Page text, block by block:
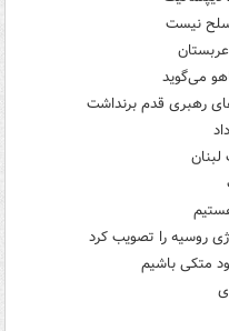
نیست
می‌گوید
رهبری قدم برنداشت
روسیه را تصویب کرد
متکی باشیم